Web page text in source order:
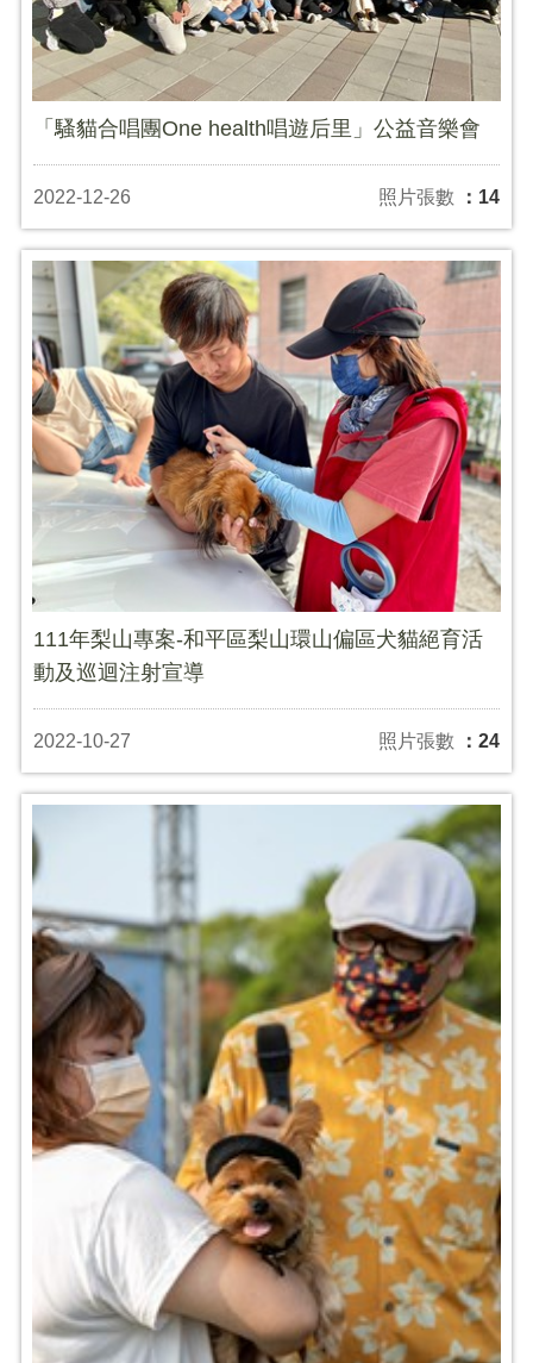
「騷貓合唱團One health唱遊后里」公益音樂會
2022-12-26 照片張數 ：14
111年梨山專案-和平區梨山環山偏區犬貓絕育活
動及巡迴注射宣導
2022-10-27 照片張數 ：24